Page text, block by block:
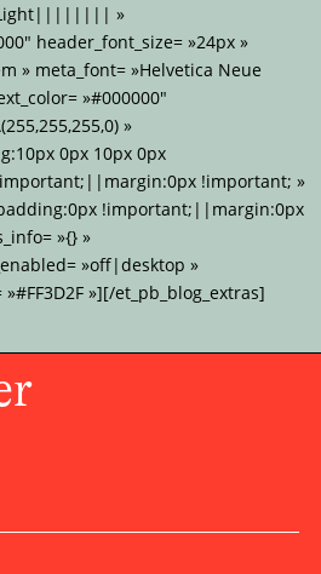
Light|||||||| »
header_font_size= »24px »
» meta_font= »Helvetica Neue
»#000000″
»
0px 10px 0px
!important; »
!important;||margin:0px
»{} »
»off|desktop »
»][/et_pb_blog_extras]